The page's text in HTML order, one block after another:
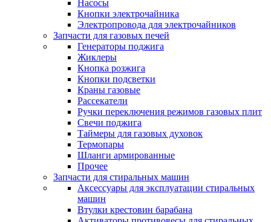
Насосы
Кнопки электрочайника
Электропровода для электрочайников
Запчасти для газовых печей
Генераторы поджига
Жиклеры
Кнопка розжига
Кнопки подсветки
Краны газовые
Рассекатели
Ручки переключения режимов газовых плит
Свечи поджига
Таймеры для газовых духовок
Термопары
Шланги армированные
Прочее
Запчасти для стиральных машин
Аксессуары для эксплуатации стиральных
машин
Втулки крестовин барабана